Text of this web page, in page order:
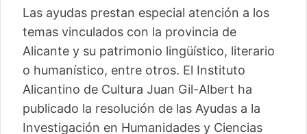
Las ayudas prestan especial atención a los
temas vinculados con la provincia de
Alicante y su patrimonio lingüístico, literario
o humanístico, entre otros. El Instituto
Alicantino de Cultura Juan Gil-Albert ha
publicado la resolución de las Ayudas a la
Investigación en Humanidades y Ciencias